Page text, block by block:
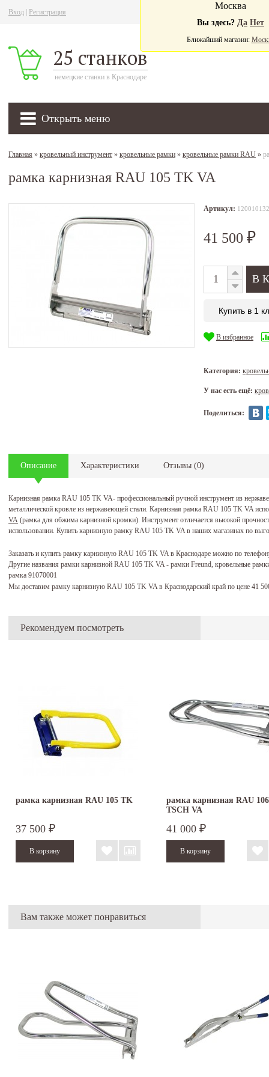
Вход Регистрация
25 станков
немецкие станки в Краснодаре
Открыть меню
Москва
Вы здесь? Да Нет
Ближайший магазин:
Главная » кровельный инструмент » кровельные рамки » кровельные рамки RAU »
рамка карнизная RAU 105 TK VA
Артикул: 120010132
41 500 ₽
Купить в 1
В избранное
Категория:
У нас есть ещё:
Поделиться:
Описание Характеристики Отзывы (0)
Карнизная рамка RAU 105 TK VA- профессиональный ручной инструмент из
металлической кровле из нержавеющей стали. Карнизная рамка RAU 105 TK VA
VA (рамка для обжима карнизной кромки). Инструмент отличается высокой
использовании. Купить карнизную рамку RAU 105 TK VA в наших магазинах по
Заказать и купить рамку карнизную RAU 105 TK VA в Краснодаре можно по
Другие названия рамки карнизной RAU 105 TK VA - рамки Freund, кровельные
рамка 91070001
Мы доставим рамку карнизную RAU 105 TK VA в Краснодарский край по цене 41
Рекомендуем посмотреть
рамка карнизная RAU 105 TK
37 500 ₽
рамка карнизная RAU 106
TSCH VA
41 000 ₽
Вам также может понравиться